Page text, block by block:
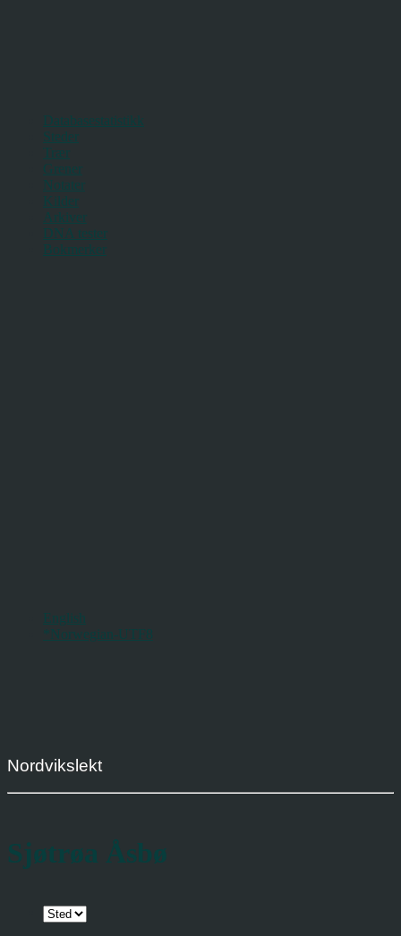
Databasestatistikk
Steder
Trær
Grener
Notater
Kilder
Arkiver
DNA tester
Bokmerker
English
*Norwegian-UTF8
Nordvikslekt
Sjøtrøa Åsbø